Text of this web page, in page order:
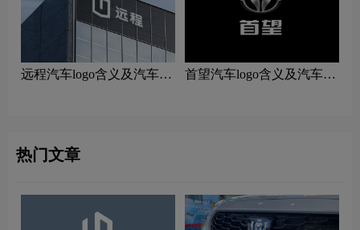
远程汽车logo含义及汽车品
首望汽车logo含义及汽车品
热门文章